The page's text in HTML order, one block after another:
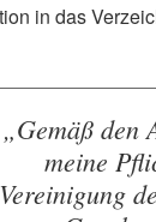
in das
„Gemäß den
meine
Vereinigung